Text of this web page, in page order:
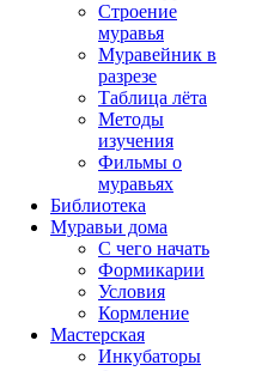
Строение
муравья
Муравейник в
разрезе
Таблица лёта
Методы
изучения
Фильмы о
муравьях
Библиотека
Муравьи дома
С чего начать
Формикарии
Условия
Кормление
Мастерская
Инкубаторы